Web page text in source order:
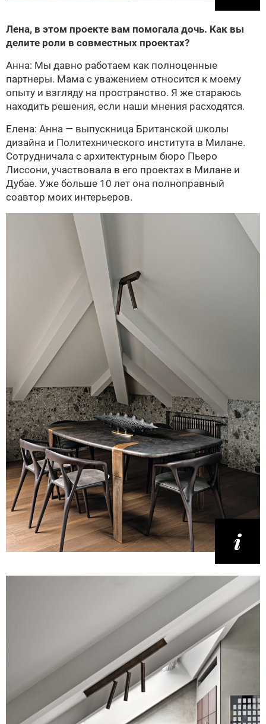
Лена, в этом проекте вам помогала дочь. Как вы
делите роли в совместных проектах?
Анна: Мы давно работаем как полноценные
партнеры. Мама с уважением относится к моему
опыту и взгляду на пространство. Я же стараюсь
находить решения, если наши мнения расходятся.
Елена: Анна — выпускница Британской школы
дизайна и Политехнического института в Милане.
Сотрудничала с архитектурным бюро Пьеро
Лиссони, участвовала в его проектах в Милане и
Дубае. Уже больше 10 лет она полноправный
соавтор моих интерьеров.